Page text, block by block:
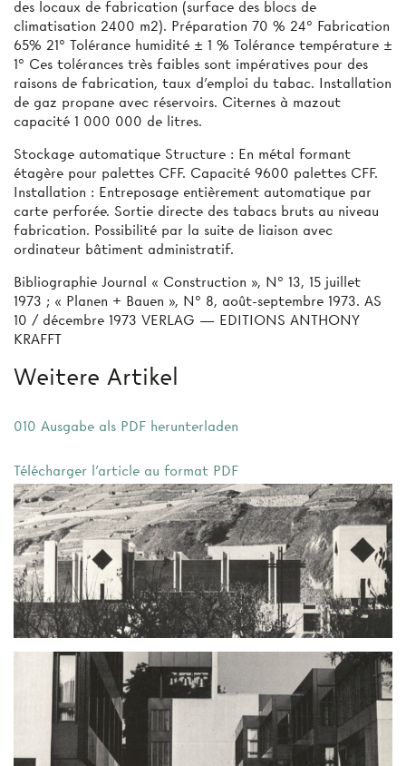
des locaux de fabrication (surface des blocs de
climatisation 2400 m2). Préparation 70 % 24° Fabrication
65% 21° Tolérance humidité ± 1 % Tolérance température ±
1° Ces tolérances très faibles sont impératives pour des
raisons de fabrication, taux d’emploi du tabac. Installation
de gaz propane avec réservoirs. Citernes à mazout
capacité 1 000 000 de litres.
Stockage automatique Structure : En métal formant
étagère pour palettes CFF. Capacité 9600 palettes CFF.
Installation : Entreposage entièrement automatique par
carte perforée. Sortie directe des tabacs bruts au niveau
fabrication. Possibilité par la suite de liaison avec
ordinateur bâtiment administratif.
Bibliographie Journal « Construction », N° 13, 15 juillet
1973 ; « Planen + Bauen », N° 8, août-septembre 1973. AS
10 / décembre 1973 VERLAG — EDITIONS ANTHONY
KRAFFT
Weitere Artikel
010 Ausgabe als PDF herunterladen
Télécharger l'article au format PDF